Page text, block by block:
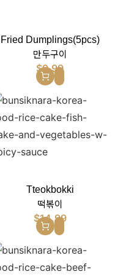
Fried Dumplings(5pcs)
만두구이
$9.99
Tteokbokki
떡볶이
$14.99